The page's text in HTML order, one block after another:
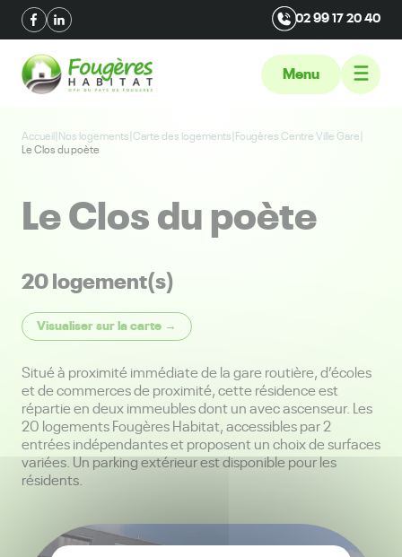
02 99 17 20 40
Menu
Accueil|Nos logements|Carte des logements|Fougères Centre Ville Gare|
Le Clos du poète
Le Clos du poète
20 logement(s)
Visualiser sur la carte →
Situé à proximité immédiate de la gare routière, d’écoles
et de commerces de proximité, cette résidence est
répartie en deux immeubles dont un avec ascenseur. Les
20 logements Fougères Habitat, accessibles par 2
entrées indépendantes et proposent un choix de surfaces
variées. Un parking extérieur est disponible pour les
résidents.